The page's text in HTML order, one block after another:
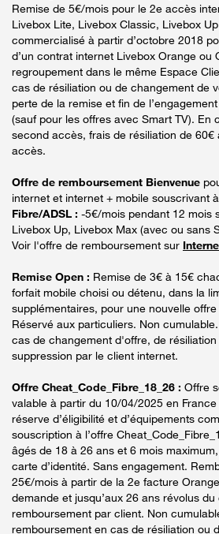
Remise de 5€/mois pour le 2e accès
Livebox Lite, Livebox Classic, Livebox
commercialisé à partir d’octobre 2018
d’un contrat internet Livebox Orange ou
regroupement dans le même Espace
cas de résiliation ou de changement de
perte de la remise et fin de
(sauf pour les offres avec Smart TV). En
second accès, frais de résiliation de 60€
accès.
Offre de remboursement Bienvenue
internet et internet + mobile souscrivant
Fibre/ADSL : -5€/mois pendant 12 mois
Livebox Up, Livebox Max (avec ou sans
Voir l'offre de remboursement sur
Remise Open : Remise de 3€ à 15€
forfait mobile choisi ou détenu, dans la
supplémentaires, pour une nouvelle
Réservé aux particuliers. Non
cas de changement d'offre, de
suppression par le client internet.
Offre Cheat_Code_Fibre_18_26 : Offre
valable à partir du 10/04/2025 en
réserve d’éligibilité et d’équipements
souscription à l’offre
âgés de 18 à 26 ans et 6 mois
carte d’identité. Sans engagement.
25€/mois à partir de la 2e facture
demande et jusqu’aux 26 ans révolus
remboursement par client. Non
remboursement en cas de résiliation ou